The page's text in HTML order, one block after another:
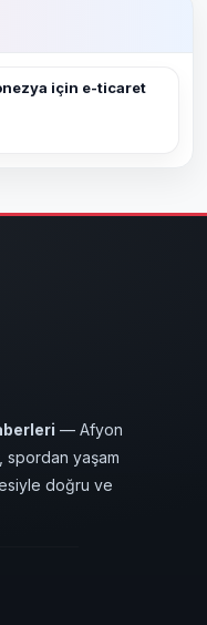
için e-ticaret
— Afyon
spordan yaşam
doğru ve